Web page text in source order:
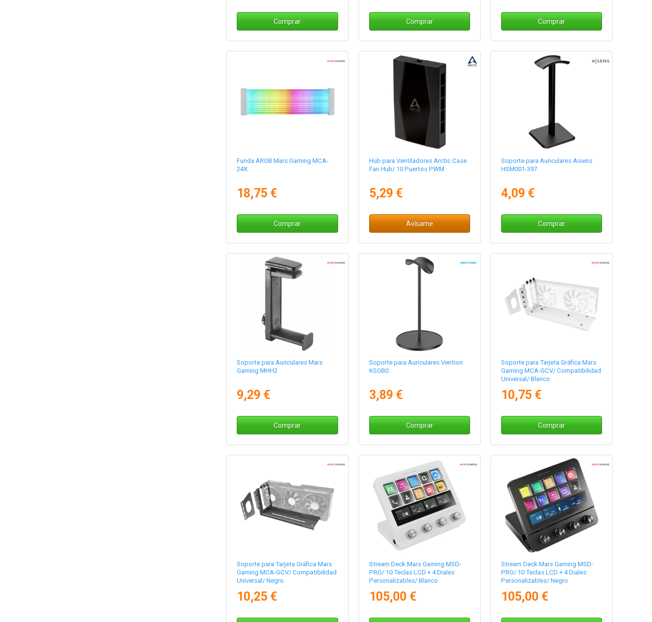
Comprar Comprar Comprar
Funda ARGB Mars Gaming MCA-
24X
18,75 €
Comprar
Hub para Ventiladores Arctic Case
Fan Hub/ 10 Puertos PWM
5,29 €
Avísame
Soporte para Auriculares Aisens
HSM001-397
4,09 €
Comprar
Soporte para Auriculares Mars
Gaming MHH2
9,29 €
Comprar
Soporte para Auriculares Vention
KSOB0
3,89 €
Comprar
Soporte para Tarjeta Gráfica Mars
Gaming MCA-GCV/ Compatibilidad
Universal/ Blanco
10,75 €
Comprar
Soporte para Tarjeta Gráfica Mars
Gaming MCA-GCV/ Compatibilidad
Universal/ Negro
10,25 €
Stream Deck Mars Gaming MSD-
PRO/ 10 Teclas LCD + 4 Diales
Personalizables/ Blanco
105,00 €
Stream Deck Mars Gaming MSD-
PRO/ 10 Teclas LCD + 4 Diales
Personalizables/ Negro
105,00 €